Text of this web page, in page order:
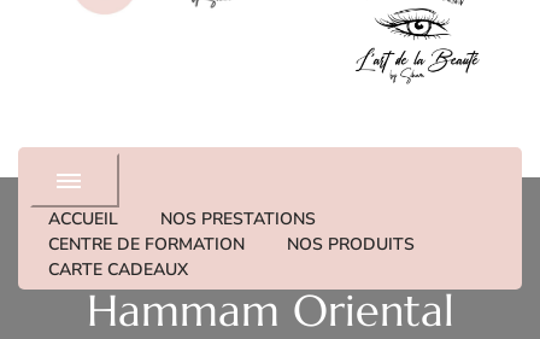
institut de beaute
ACCUEIL
NOS PRESTATIONS
CENTRE DE FORMATION
NOS PRODUITS
CARTE CADEAUX
Hammam Oriental